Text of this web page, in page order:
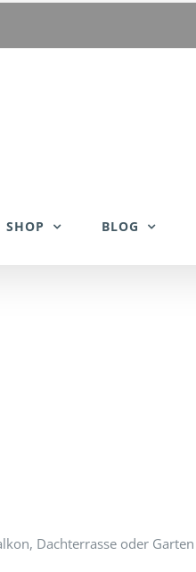
SHOP BLOG
Dachterrasse oder Garten